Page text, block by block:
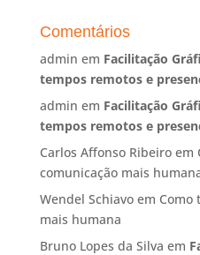
Comentários
admin em Facilitação
tempos remotos e
admin em Facilitação
tempos remotos e
Carlos Affonso Ribeiroem
comunicação mais
Wendel Schiavoem Como
mais humana
Bruno Lopes da Silva em